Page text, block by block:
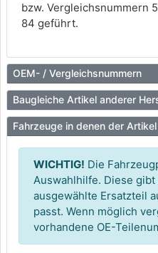
bzw. Vergleichsnummern
84 geführt.
OEM- / Vergleichsnummern
Baugleiche Artikel anderer
Fahrzeuge in denen der
WICHTIG! Die
Auswahlhilfe. Diese gibt
ausgewählte Ersatzteil
passt. Wenn möglich
vorhandene OE-